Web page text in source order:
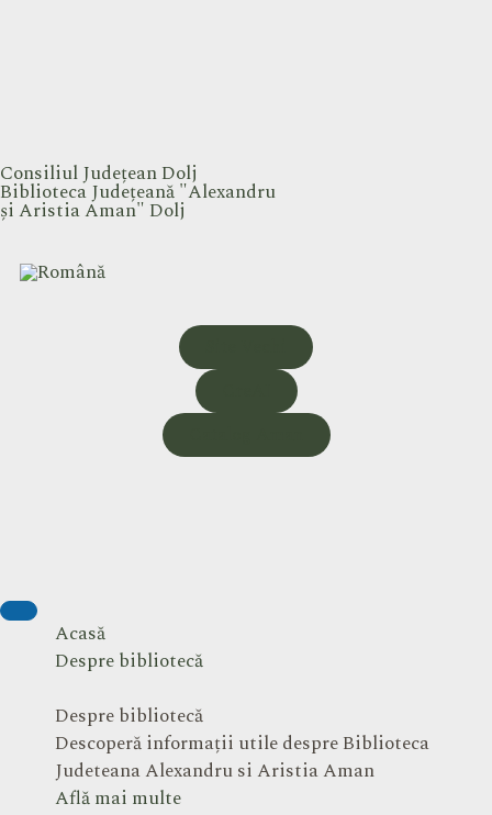
Consiliul Județean Dolj
Biblioteca Județeană "Alexandru
și Aristia Aman" Dolj
Acasă
Despre bibliotecă
Despre bibliotecă
Descoperă informații utile despre Biblioteca
Judeteana Alexandru si Aristia Aman
Află mai multe